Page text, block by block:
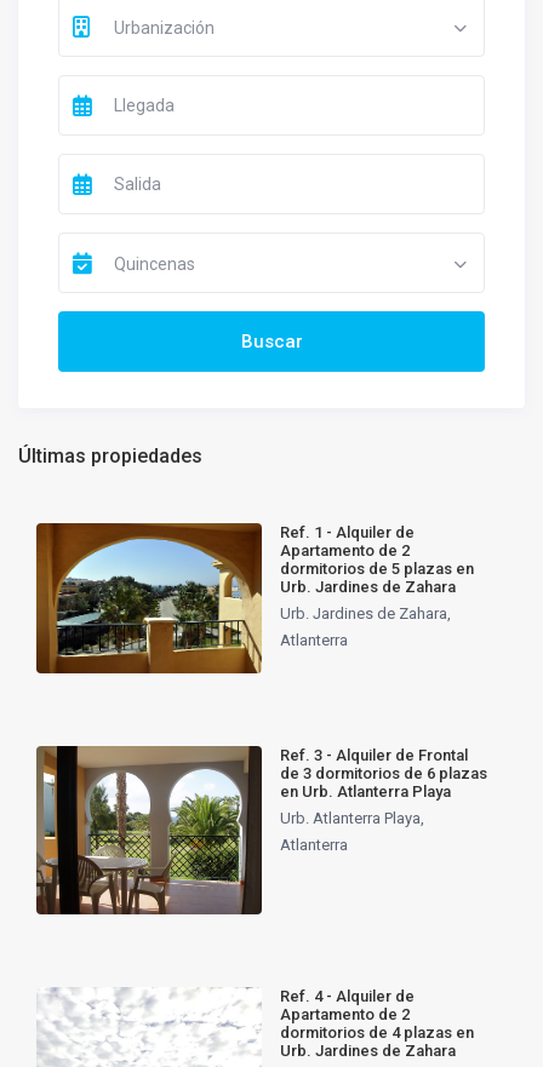
Urbanización
Quincenas
Últimas propiedades
Ref. 1 - Alquiler de
Apartamento de 2
dormitorios de 5 plazas en
Urb. Jardines de Zahara
Urb. Jardines de Zahara,
Atlanterra
Ref. 3 - Alquiler de Frontal
de 3 dormitorios de 6 plazas
en Urb. Atlanterra Playa
Urb. Atlanterra Playa
Atlanterra
Ref. 4 - Alquiler de
Apartamento de 2
dormitorios de 4 plazas en
Urb. Jardines de Zahara